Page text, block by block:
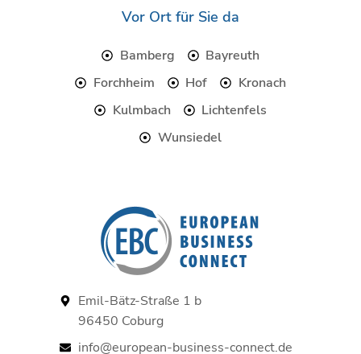
o
o
e
r
Vor Ort für Sie da
Bamberg
Bayreuth
Forchheim
Hof
Kronach
Kulmbach
Lichtenfels
Wunsiedel
Emil-Bätz-Straße 1 b
96450 Coburg
info@european-business-connect.de